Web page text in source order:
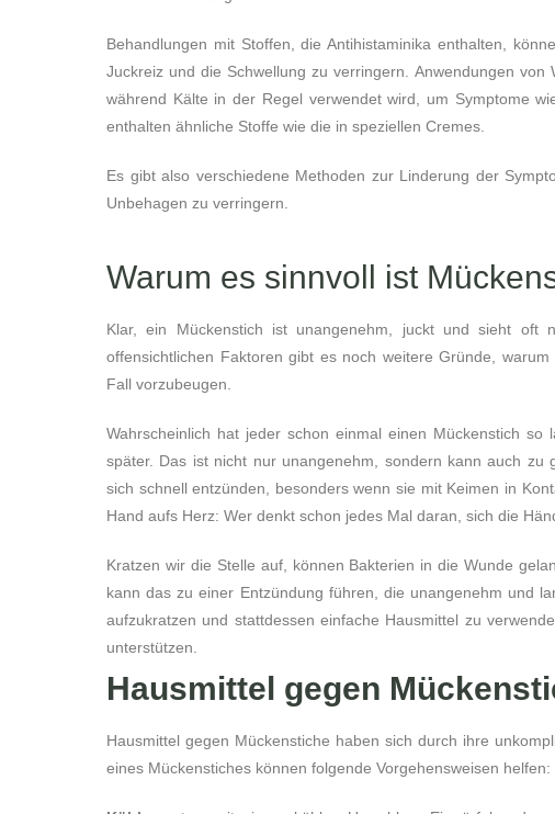
Behandlungen mit Stoffen, die Antihistaminika enthalten,
Juckreiz und die Schwellung zu verringern. Anwendungen
während Kälte in der Regel verwendet wird, um Symptome
enthalten ähnliche Stoffe wie die in speziellen Cremes.
Es gibt also verschiedene Methoden zur Linderung der
Unbehagen zu verringern.
Warum es sinnvoll ist
Klar, ein Mückenstich ist unangenehm, juckt und sieht oft
offensichtlichen Faktoren gibt es noch weitere Gründe,
Fall vorzubeugen.
Wahrscheinlich hat jeder schon einmal einen Mückenstich
später. Das ist nicht nur unangenehm, sondern kann auch zu
sich schnell entzünden, besonders wenn sie mit Keimen in
Hand aufs Herz: Wer denkt schon jedes Mal daran, sich die
Kratzen wir die Stelle auf, können Bakterien in die Wunde
kann das zu einer Entzündung führen, die unangenehm und
aufzukratzen und stattdessen einfache Hausmittel zu
unterstützen.
Hausmittel gegen
Hausmittel gegen Mückenstiche haben sich durch ihre
eines Mückenstiches können folgende Vorgehensweisen helfen: